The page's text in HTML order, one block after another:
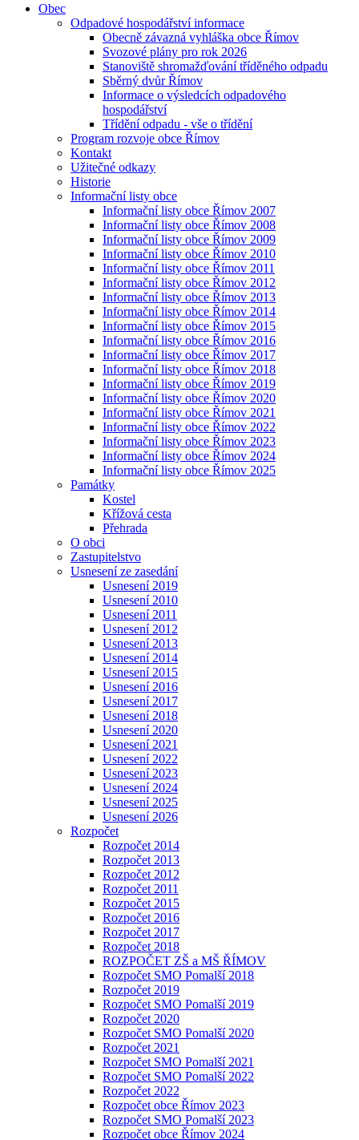
Obec
Odpadové hospodářství informace
Obecně závazná vyhláška obce Římov
Svozové plány pro rok 2026
Stanoviště shromažďování tříděného odpadu
Sběrný dvůr Římov
Informace o výsledcích odpadového
hospodářství
Třídění odpadu - vše o třídění
Program rozvoje obce Římov
Kontakt
Užitečné odkazy
Historie
Informační listy obce
Informační listy obce Římov 2007
Informační listy obce Římov 2008
Informační listy obce Římov 2009
Informační listy obce Římov 2010
Informační listy obce Římov 2011
Informační listy obce Římov 2012
Informační listy obce Římov 2013
Informační listy obce Římov 2014
Informační listy obce Římov 2015
Informační listy obce Římov 2016
Informační listy obce Římov 2017
Informační listy obce Římov 2018
Informační listy obce Římov 2019
Informační listy obce Římov 2020
Informační listy obce Římov 2021
Informační listy obce Římov 2022
Informační listy obce Římov 2023
Informační listy obce Římov 2024
Informační listy obce Římov 2025
Památky
Kostel
Křížová cesta
Přehrada
O obci
Zastupitelstvo
Usnesení ze zasedání
Usnesení 2019
Usnesení 2010
Usnesení 2011
Usnesení 2012
Usnesení 2013
Usnesení 2014
Usnesení 2015
Usnesení 2016
Usnesení 2017
Usnesení 2018
Usnesení 2020
Usnesení 2021
Usnesení 2022
Usnesení 2023
Usnesení 2024
Usnesení 2025
Usnesení 2026
Rozpočet
Rozpočet 2014
Rozpočet 2013
Rozpočet 2012
Rozpočet 2011
Rozpočet 2015
Rozpočet 2016
Rozpočet 2017
Rozpočet 2018
ROZPOČET ZŠ a MŠ ŘÍMOV
Rozpočet SMO Pomalší 2018
Rozpočet 2019
Rozpočet SMO Pomalší 2019
Rozpočet 2020
Rozpočet SMO Pomalší 2020
Rozpočet 2021
Rozpočet SMO Pomalší 2021
Rozpočet SMO Pomalší 2022
Rozpočet 2022
Rozpočet obce Římov 2023
Rozpočet SMO Pomalší 2023
Rozpočet obce Římov 2024